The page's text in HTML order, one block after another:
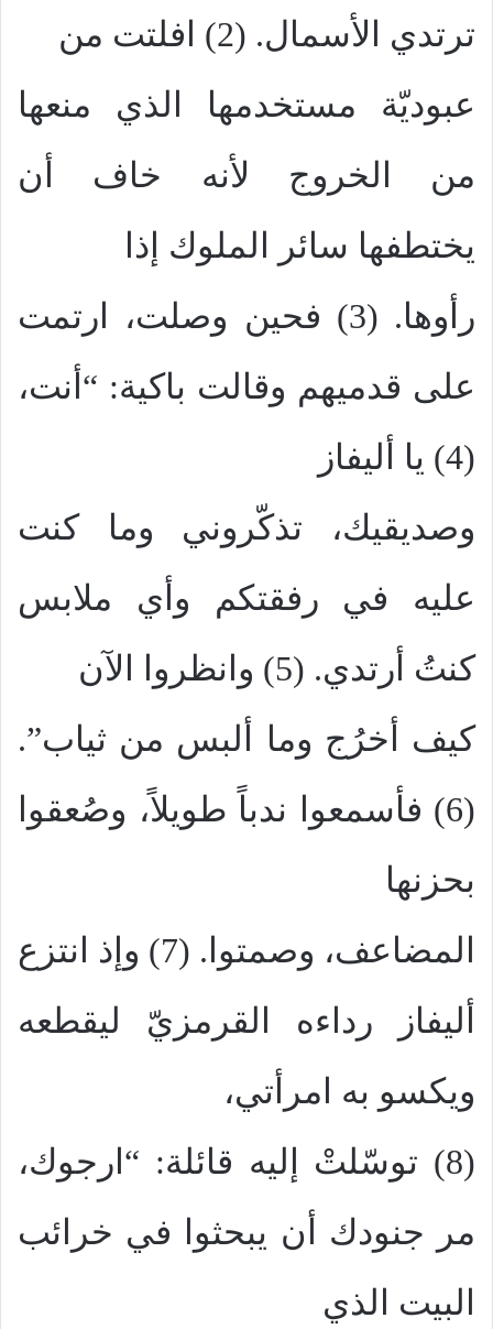
ترتدي الأسمال. (2) افلتت من
عبوديّة مستخدمها الذي منعها
من الخروج لأنه خاف أن
يختطفها سائر الملوك إذا
رأوها. (3) فحين وصلت، ارتمت
على قدميهم وقالت باكية: “أنت،
(4) يا أليفاز
وصديقيك، تذكّروني وما كنت
عليه في رفقتكم وأي ملابس
كنتُ أرتدي. (5) وانظروا الآن
كيف أخرُج وما ألبس من ثياب”.
(6) فأسمعوا ندباً طويلاً، وصُعقوا
بحزنها
المضاعف، وصمتوا. (7) وإذ انتزع
أليفاز رداءه القرمزيّ ليقطعه
ويكسو به امرأتي،
(8) توسّلتْ إليه قائلة: “ارجوك،
مر جنودك أن يبحثوا في خرائب
البيت الذي